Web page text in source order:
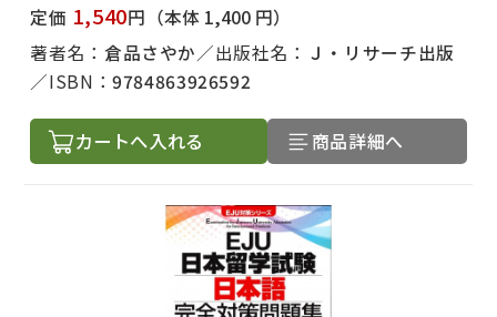
定価 1,540円 （本体 1,400 円）
著者名： 倉品さやか 出版社名： Ｊ・リサーチ出版
ISBN：9784863926592
カートへ入れる 商品詳細へ